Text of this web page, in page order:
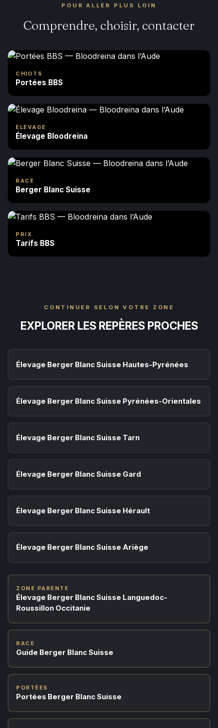
POUR ALLER PLUS LOIN
Comprendre, choisir, contacter
CHIOTS
Portées BBS
ÉLEVAGE
Élevage Bloodreina
RACE
Berger Blanc Suisse
PRIX
Tarifs BBS
CONTINUER SELON VOTRE ZONE
EXPLORER LES REPÈRES PROCHES
Élevage Berger Blanc Suisse Hautes-Pyrénées
Élevage Berger Blanc Suisse Pyrénées-Orientales
Élevage Berger Blanc Suisse Tarn
Élevage Berger Blanc Suisse Gard
Élevage Berger Blanc Suisse Hérault
Élevage Berger Blanc Suisse Ariège
ZONE PARENTE
Élevage Berger Blanc Suisse Languedoc-
Roussillon Occitanie
RACE
Guide Berger Blanc Suisse
PORTÉES
Portées Berger Blanc Suisse